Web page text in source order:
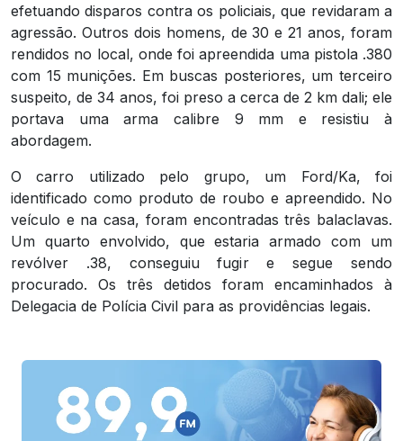
efetuando disparos contra os policiais, que revidaram a
agressão. Outros dois homens, de 30 e 21 anos, foram
rendidos no local, onde foi apreendida uma pistola .380
com 15 munições. Em buscas posteriores, um terceiro
suspeito, de 34 anos, foi preso a cerca de 2 km dali; ele
portava uma arma calibre 9 mm e resistiu à
abordagem.
O carro utilizado pelo grupo, um Ford/Ka, foi
identificado como produto de roubo e apreendido. No
veículo e na casa, foram encontradas três balaclavas.
Um quarto envolvido, que estaria armado com um
revólver .38, conseguiu fugir e segue sendo
procurado. Os três detidos foram encaminhados à
Delegacia de Polícia Civil para as providências legais.